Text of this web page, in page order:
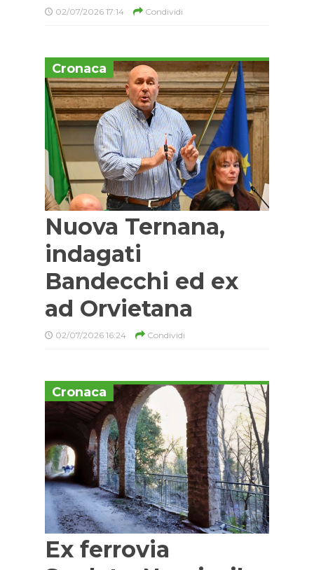
02/07/2026 17:14 Condividi
Cronaca
Nuova Ternana,
indagati
Bandecchi ed ex
ad Orvietana
02/07/2026 16:24 Condividi
Cronaca
Ex ferrovia